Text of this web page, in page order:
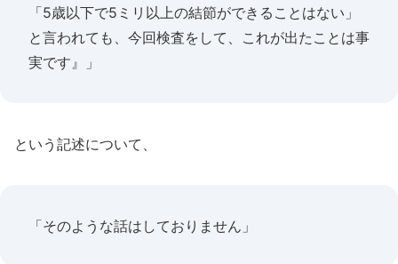
「5歳以下で5ミリ以上の結節ができることはない」
と言われても、今回検査をして、これが出たことは事
実です』」
という記述について、
「そのような話はしておりません」